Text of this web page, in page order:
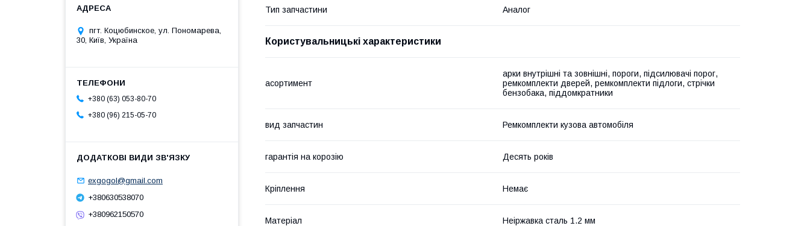
Тип запчастини Аналог
Користувальницькі характеристики
асортимент
арки внутрішні та зовнішні, пороги, підсилювачі порог,
ремкомплекти дверей, ремкомплекти підлоги, стрічки
бензобака, піддомкратники
вид запчастин Ремкомплекти кузова автомобіля
гарантія на корозію Десять років
Кріплення Немає
Матеріал Неіржавка сталь 1.2 мм
пгт. Коцюбинское, ул. Пономарева,
30, Київ, Україна
+380 (63) 053-80-70
+380 (96) 215-05-70
exgogol@gmail.com
+380630538070
+380962150570